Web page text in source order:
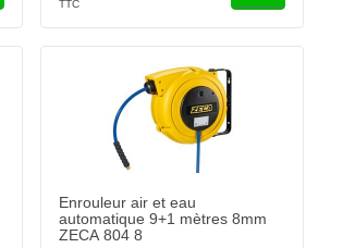
Enrouleur air et eau
automatique 9+1 mètres 8mm
ZECA 804 8